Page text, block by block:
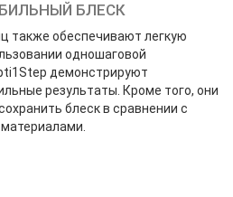
БЛЕСК
также обеспечивают легкую
одношаговой
демонстрируют
результаты. Кроме того, они
блеск в сравнении с